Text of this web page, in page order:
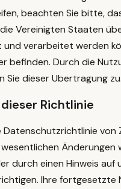
beachten Sie bitte,
Vereinigten Staaten
verarbeitet werden
befinden. Durch die
Sie dieser Ubertragung zu.
Richtlinie
Datenschutzrichtlinie von
Änderungen
durch einen Hinweis auf
Ihre fortgesetzte